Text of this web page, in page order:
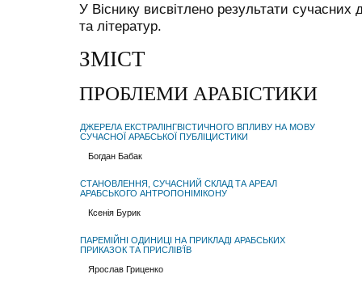
У Віснику висвітлено результати сучасних
та літератур.
ЗМІСТ
ПРОБЛЕМИ АРАБІСТИКИ
ДЖЕРЕЛА ЕКСТРАЛІНГВІСТИЧНОГО ВПЛИВУ НА МОВУ
СУЧАСНОЇ АРАБСЬКОЇ ПУБЛІЦИСТИКИ
Богдан Бабак
СТАНОВЛЕННЯ, СУЧАСНИЙ СКЛАД ТА АРЕАЛ
АРАБСЬКОГО АНТРОПОНІМІКОНУ
Ксенія Бурик
ПАРЕМІЙНІ ОДИНИЦІ НА ПРИКЛАДІ АРАБСЬКИХ
ПРИКАЗОК ТА ПРИСЛІВ’ЇВ
Ярослав Гриценко